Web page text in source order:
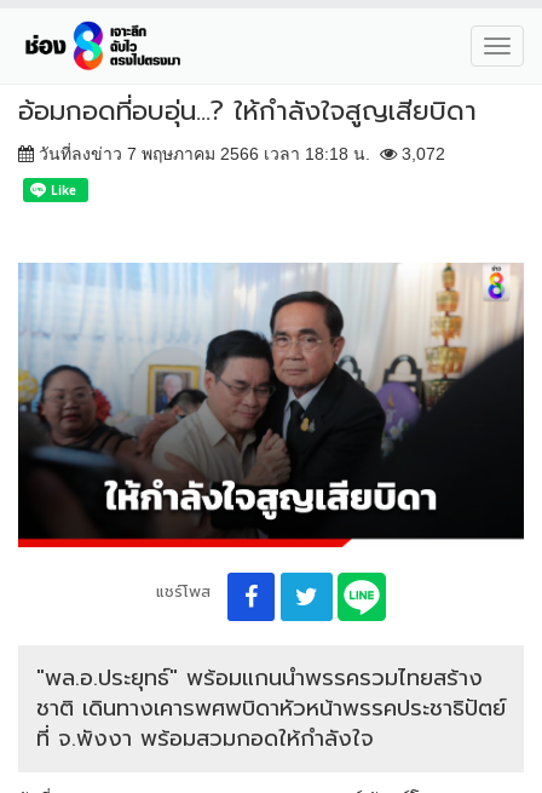
อ้อมกอดที่อบอุ่น...? ให้กำลังใจสูญเสียบิดา
วันที่ลงข่าว 7 พฤษภาคม 2566 เวลา 18:18 น. 3,072
แชร์โพส
"พล.อ.ประยุทธ์" พร้อมแกนนำพรรครวมไทยสร้าง
ชาติ เดินทางเคารพศพบิดาหัวหน้าพรรคประชาธิปัตย์
ที่ จ.พังงา พร้อมสวมกอดให้กำลังใจ